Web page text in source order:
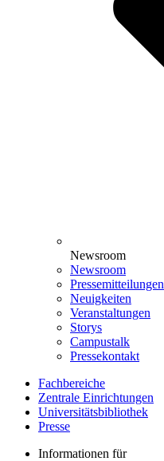
Newsroom
Newsroom
Pressemitteilungen
Neuigkeiten
Veranstaltungen
Storys
Campustalk
Pressekontakt
Fachbereiche
Zentrale Einrichtungen
Universitätsbibliothek
Presse
Informationen für